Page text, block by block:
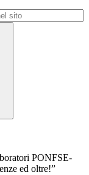
PONFSE-
ed oltre!”